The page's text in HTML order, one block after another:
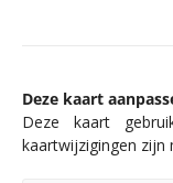
Deze kaart
Deze kaart
kaartwijzigingen zijn